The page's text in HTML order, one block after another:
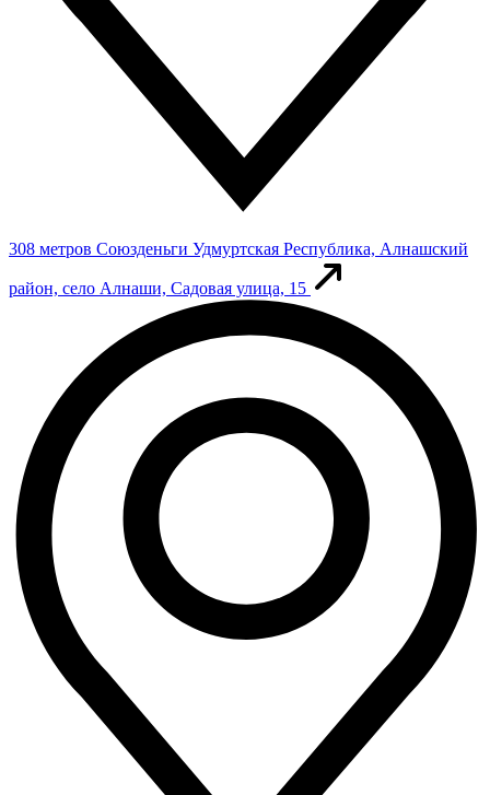
308 метров Союзденьги Удмуртская Республика, Алнашский
район, село Алнаши, Садовая улица, 15